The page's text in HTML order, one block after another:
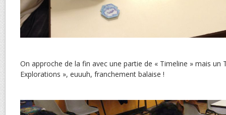
On approche de la fin avec une partie de « Timeline » mais un
Explorations », euuuh, franchement balaise !